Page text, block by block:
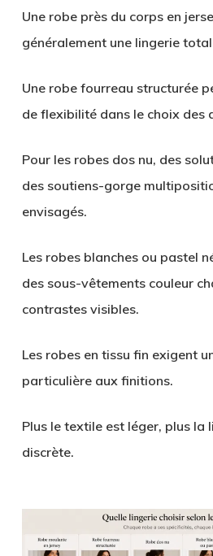
Une robe près du corps en
généralement une lingerie
Une robe fourreau structurée
de flexibilité dans le choix des
Pour les robes dos nu, des
des soutiens-gorge
envisagés.
Les robes blanches ou pastel
des sous-vêtements couleur
contrastes visibles.
Les robes en tissu fin exigent
particulière aux finitions.
Plus le textile est léger, plus la
discrète.